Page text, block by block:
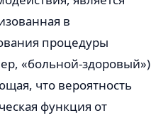
в
процедуры
«больной-здоровый»)
что вероятность
функция от